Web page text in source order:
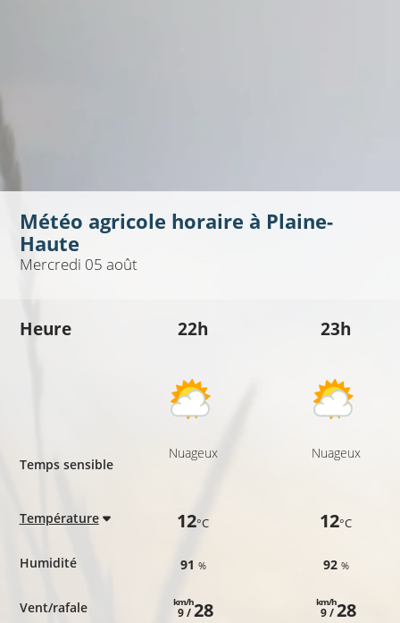
Météo agricole horaire à Plaine-
Haute
Mercredi 05 août
Heure
Temps sensible
Température
Humidité
Vent/rafale
22h
Nuageux
12°C
91 %
9 /
km/h28
23h
Nuageux
12°C
92 %
9 /
km/h28